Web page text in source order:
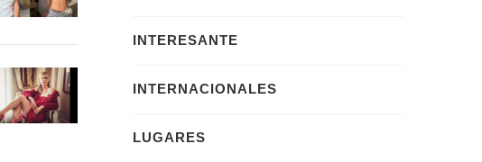
INTERESANTE
INTERNACIONALES
LUGARES